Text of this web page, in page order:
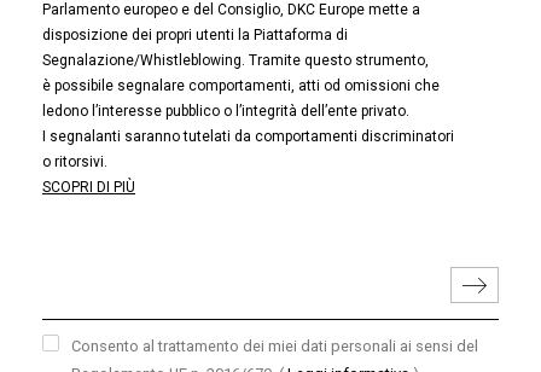
Parlamento europeo e del Consiglio, DKC Europe mette a
disposizione dei propri utenti la Piattaforma di
Segnalazione/Whistleblowing. Tramite questo strumento,
è possibile segnalare comportamenti, atti od omissioni che
ledono l’interesse pubblico o l’integrità dell’ente privato.
I segnalanti saranno tutelati da comportamenti discriminatori
o ritorsivi.
SCOPRI DI PIÙ
Consento al trattamento dei miei dati personali ai sensi del